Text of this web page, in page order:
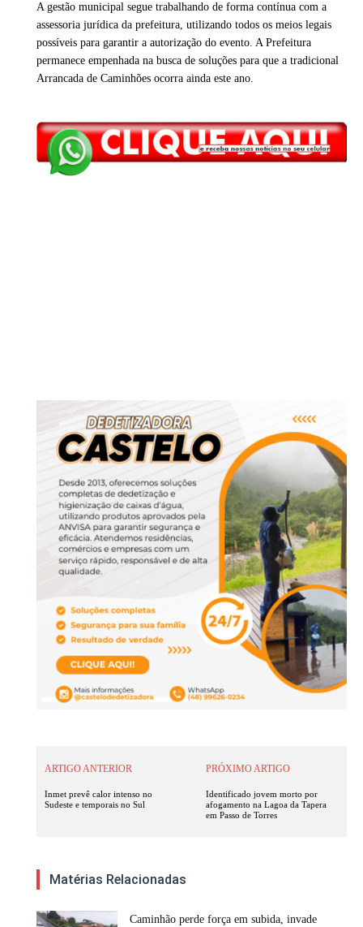
A gestão municipal segue trabalhando de forma contínua com a
assessoria jurídica da prefeitura, utilizando todos os meios legais
possíveis para garantir a autorização do evento. A Prefeitura
permanece empenhada na busca de soluções para que a tradicional
Arrancada de Caminhões ocorra ainda este ano.
ARTIGO ANTERIOR
Inmet prevê calor intenso no
Sudeste e temporais no Sul
PRÓXIMO ARTIGO
Identificado jovem morto por
afogamento na Lagoa da Tapera
em Passo de Torres
Matérias Relacionadas
Caminhão perde força em subida, invade